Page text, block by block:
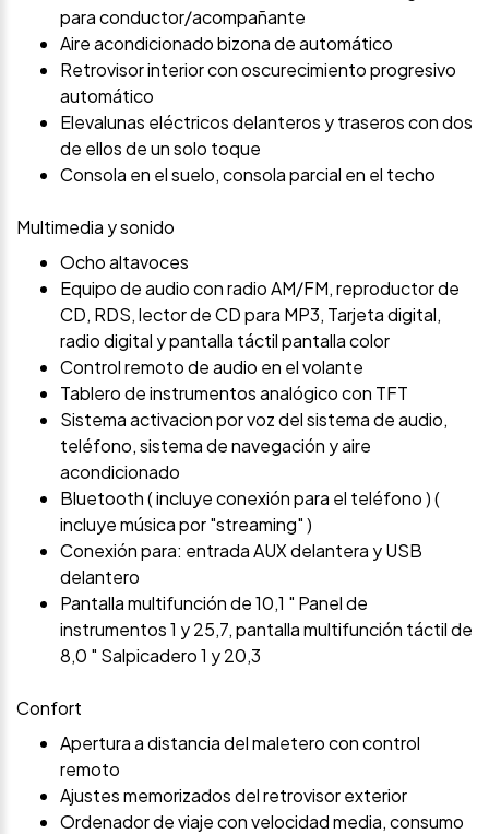
para conductor/acompañante
Aire acondicionado bizona de automático
Retrovisor interior con oscurecimiento progresivo
automático
Elevalunas eléctricos delanteros y traseros con dos
de ellos de un solo toque
Consola en el suelo, consola parcial en el techo
Multimedia y sonido
Ocho altavoces
Equipo de audio con radio AM/FM, reproductor de
CD, RDS, lector de CD para MP3, Tarjeta digital,
radio digital y pantalla táctil pantalla color
Control remoto de audio en el volante
Tablero de instrumentos analógico con TFT
Sistema activacion por voz del sistema de audio,
teléfono, sistema de navegación y aire
acondicionado
Bluetooth ( incluye conexión para el teléfono ) (
incluye música por "streaming" )
Conexión para: entrada AUX delantera y USB
delantero
Pantalla multifunción de 10,1 " Panel de
instrumentos 1 y 25,7, pantalla multifunción táctil de
8,0 " Salpicadero 1 y 20,3
Confort
Apertura a distancia del maletero con control
remoto
Ajustes memorizados del retrovisor exterior
Ordenador de viaje con velocidad media, consumo